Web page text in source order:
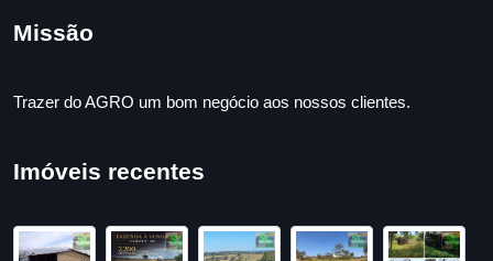
Missão
Trazer do AGRO um bom negócio aos nossos clientes.
Imóveis recentes